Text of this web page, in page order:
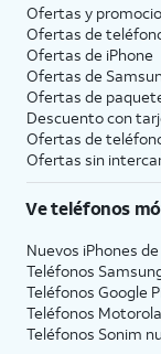
Ofertas y
Ofertas de
Ofertas de iPhone
Ofertas de
Ofertas de
Descuento con
Ofertas de
Ofertas sin
Ve teléfonos
Nuevos iPhones
Teléfonos
Teléfonos Google
Teléfonos
Teléfonos Sonim